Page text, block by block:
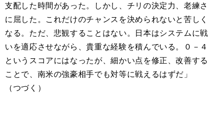
支配した時間があった。しかし、チリの決定力、老練さ
に屈した。これだけのチャンスを決められないと苦しく
なる。ただ、悲観することはない。日本はシステムに戦
いを適応させながら、貴重な経験を積んでいる。０－４
というスコアにはなったが、細かい点を修正、改善する
ことで、南米の強豪相手でも対等に戦えるはずだ」
（つづく）